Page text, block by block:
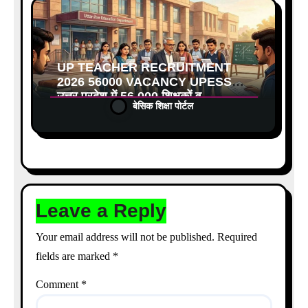
UP TEACHER RECRUITMENT
2026 56000 VACANCY UPESSC:
उत्तर प्रदेश में 56,000 शिक्षकों व
प्रधानाचार्यों की बंपर भर्ती की तैयारी, अगस्त
बेसिक शिक्षा पोर्टल
Leave a Reply
Your email address will not be published. Required
fields are marked *
Comment *